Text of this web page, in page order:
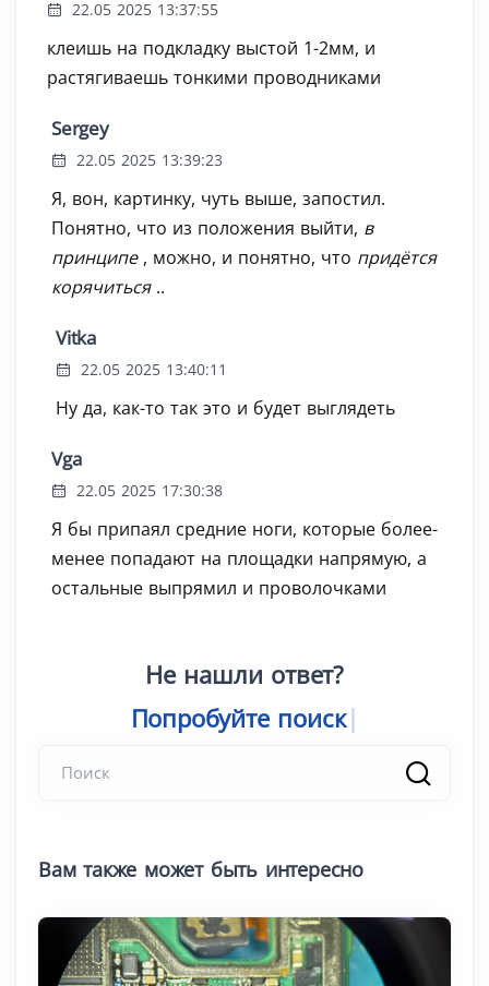
22.05 2025 13:37:55
клеишь на подкладку выстой 1-2мм, и
растягиваешь тонкими проводниками
Sergey
22.05 2025 13:39:23
Я, вон, картинку, чуть выше, запостил.
Понятно, что из положения выйти, в
принципе, можно, и понятно, что придётся
корячиться..
Vitka
22.05 2025 13:40:11
Ну да, как-то так это и будет выглядеть
Vga
22.05 2025 17:30:38
Я бы припаял средние ноги, которые более-
менее попадают на площадки напрямую, а
остальные выпрямил и проволочками
Не нашли ответ?
Попробуйте поис
Вам также может быть интересно